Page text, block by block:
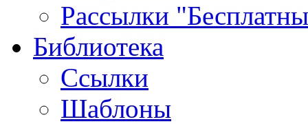
Рассылки
Библиотека
Ссылки
Шаблоны